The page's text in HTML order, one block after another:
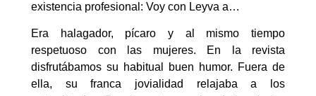
existencia profesional: Voy con Leyva a…
Era halagador, pícaro y al mismo tiempo
respetuoso con las mujeres. En la revista
disfrutábamos su habitual buen humor. Fuera de
ella, su franca jovialidad relajaba a los